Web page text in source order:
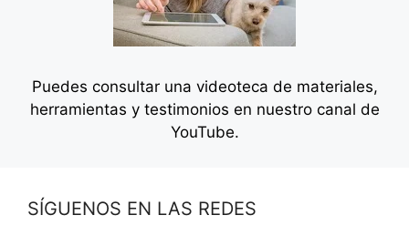
Puedes consultar una videoteca de materiales,
herramientas y testimonios en nuestro canal de
YouTube.
SÍGUENOS EN LAS REDES